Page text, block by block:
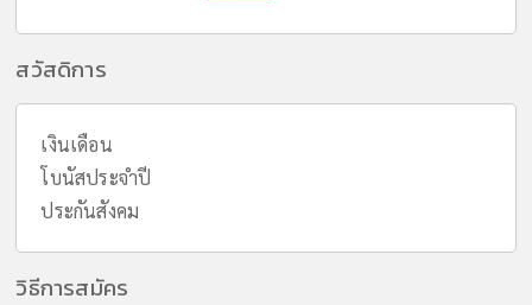
สวัสดิการ
เงินเดือน
โบนัสประจำปี
ประกันสังคม
วิธีการสมัคร